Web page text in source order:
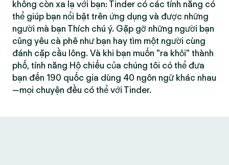
không còn xa lạ với bạn: Tinder có các tính năng có
thể giúp bạn nổi bật trên ứng dụng và được những
người mà bạn Thích chú ý. Gặp gỡ những người bạn
cũng yêu cà phê như bạn hay tìm một người cùng
đánh cặp cầu lông. Và khi bạn muốn "ra khỏi" thành
phố, tính năng Hộ chiếu của chúng tôi có thể đưa
bạn đến 190 quốc gia dùng 40 ngôn ngữ khác nhau
—mọi chuyện đều có thể với Tinder.